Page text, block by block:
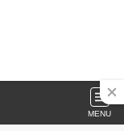
MENU